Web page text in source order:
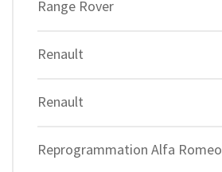
Range Rover
Renault
Renault
Reprogrammation Alfa Romeo